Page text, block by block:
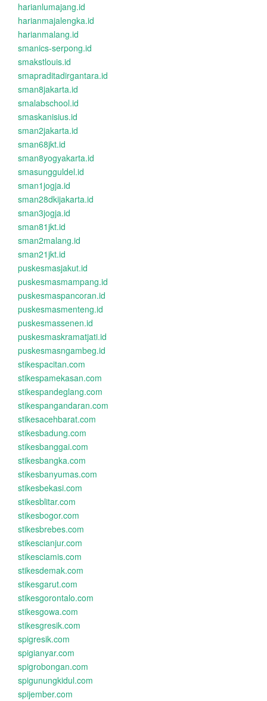
harianlumajang.id
harianmajalengka.id
harianmalang.id
smanics-serpong.id
smakstlouis.id
smapraditadirgantara.id
sman8jakarta.id
smalabschool.id
smaskanisius.id
sman2jakarta.id
sman68jkt.id
sman8yogyakarta.id
smasungguldel.id
sman1jogja.id
sman28dkijakarta.id
sman3jogja.id
sman81jkt.id
sman2malang.id
sman21jkt.id
puskesmasjakut.id
puskesmasmampang.id
puskesmaspancoran.id
puskesmasmenteng.id
puskesmassenen.id
puskesmaskramatjati.id
puskesmasngambeg.id
stikespacitan.com
stikespamekasan.com
stikespandeglang.com
stikespangandaran.com
stikesacehbarat.com
stikesbadung.com
stikesbanggai.com
stikesbangka.com
stikesbanyumas.com
stikesbekasi.com
stikesblitar.com
stikesbogor.com
stikesbrebes.com
stikescianjur.com
stikesciamis.com
stikesdemak.com
stikesgarut.com
stikesgorontalo.com
stikesgowa.com
stikesgresik.com
spigresik.com
spigianyar.com
spigrobongan.com
spigunungkidul.com
spijember.com